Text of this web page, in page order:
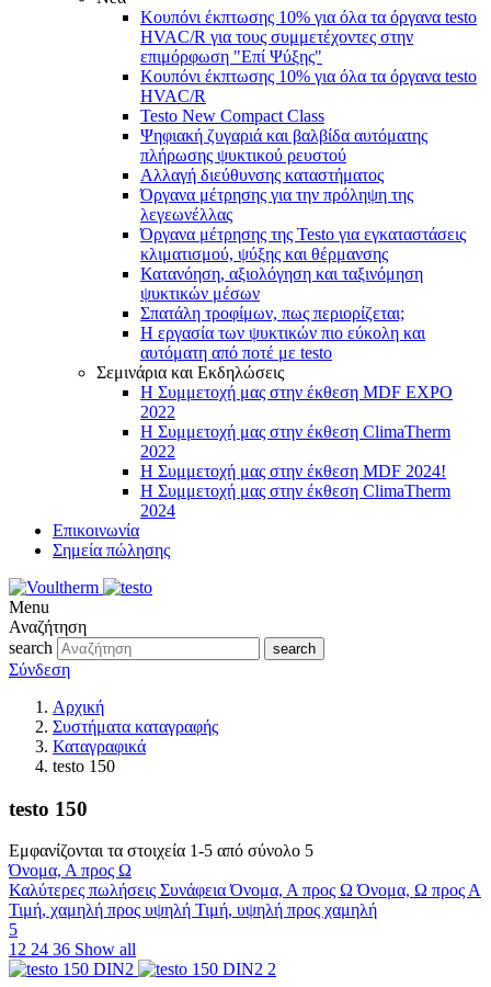
Κουπόνι έκπτωσης 10% για όλα τα όργανα testo
HVAC/R για τους συμμετέχοντες στην
επιμόρφωση "Επί Ψύξης"
Κουπόνι έκπτωσης 10% για όλα τα όργανα testo
HVAC/R
Testo New Compact Class
Ψηφιακή ζυγαριά και βαλβίδα αυτόματης
πλήρωσης ψυκτικού ρευστού
Αλλαγή διεύθυνσης καταστήματος
Όργανα μέτρησης για την πρόληψη της
λεγεωνέλλας
Όργανα μέτρησης της Testo για εγκαταστάσεις
κλιματισμού, ψύξης και θέρμανσης
Κατανόηση, αξιολόγηση και ταξινόμηση
ψυκτικών μέσων
Σπατάλη τροφίμων, πως περιορίζεται;
Η εργασία των ψυκτικών πιο εύκολη και
αυτόματη από ποτέ με testo
Σεμινάρια και Εκδηλώσεις
Η Συμμετοχή μας στην έκθεση MDF EXPO
2022
Η Συμμετοχή μας στην έκθεση ClimaTherm
2022
Η Συμμετοχή μας στην έκθεση MDF 2024!
Η Συμμετοχή μας στην έκθεση ClimaTherm
2024
Επικοινωνία
Σημεία πώλησης
Menu
Αναζήτηση
search
search
Σύνδεση
Αρχική
Συστήματα καταγραφής
Καταγραφικά
testo 150
testo 150
Εμφανίζονται τα στοιχεία 1-5 από σύνολο 5
Όνομα, Α προς Ω
Καλύτερες πωλήσεις ΣυνάφειαΌνομα, Α προς ΩΌνομα, Ω προς Α
Τιμή, χαμηλή προς υψηλή Τιμή, υψηλή προς χαμηλή
5
12 24 36 Show all